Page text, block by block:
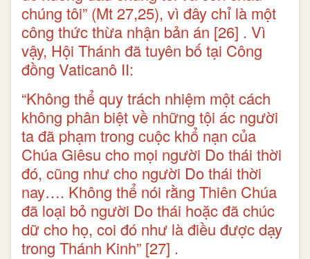
chúng tôi” (Mt 27,25), vì đây chỉ là một
công thức thừa nhận bản án [26] . Vì
vậy, Hội Thánh đã tuyên bố tại Công
đồng Vaticanô II:
“Không thể quy trách nhiệm một cách
không phân biệt về những tội ác người
ta đã phạm trong cuộc khổ nạn của
Chúa Giêsu cho mọi người Do thái thời
đó, cũng như cho người Do thái thời
nay…. Không thể nói rằng Thiên Chúa
đã loại bỏ người Do thái hoặc đã chúc
dữ cho họ, coi đó như là điều được dạy
trong Thánh Kinh” [27] .